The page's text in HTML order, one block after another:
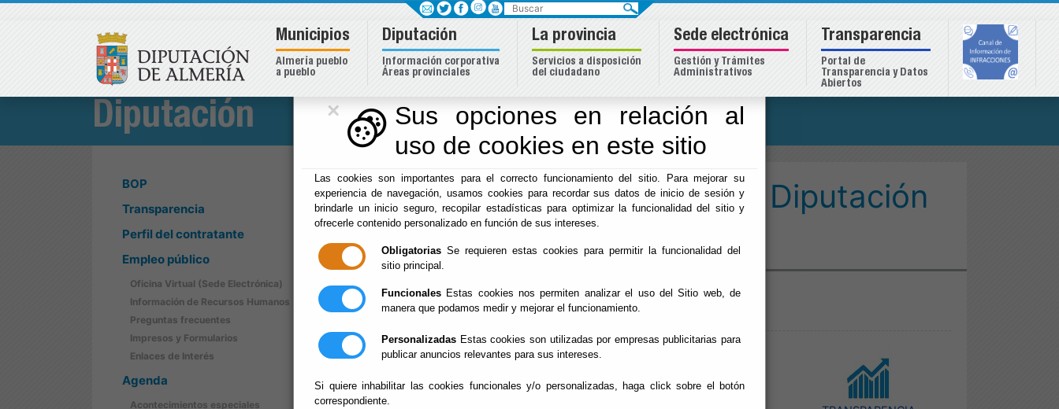
×
Sus opciones en relación al
uso de cookies en este sitio
Las cookies son importantes para el correcto funcionamiento del sitio. Para mejorar su
experiencia de navegación, usamos cookies para recordar sus datos de inicio de sesión y
brindarle un inicio seguro, recopilar estadísticas para optimizar la funcionalidad del sitio y
ofrecerle contenido personalizado en función de sus intereses.
Obligatorias Se requieren estas cookies para permitir la funcionalidad del
sitio principal.
Funcionales Estas cookies nos permiten analizar el uso del Sitio web, de
manera que podamos medir y mejorar el funcionamiento.
Personalizadas Estas cookies son utilizadas por empresas publicitarias para
publicar anuncios relevantes para sus intereses.
Si quiere inhabilitar las cookies funcionales y/o personalizadas, haga click sobre el botón
correspondiente.
Diputación
BOP
Transparencia
Perfil del contratante
Empleo público
Oficina Virtual (Sede Electrónica)
Información de Recursos Humanos
Preguntas frecuentes
Impresos y Formularios
Enlaces de Interés
Agenda
Acontecimientos especiales
Inicio -Diputación - Portal de Transparencia Diputación de Almería
Portal de Transparencia Diputación
de Almería
Escuchar
INDICADORES DE PUBLICIDAD ACTIVA
Buscar
Municipios
Almería pueblo
a pueblo
Diputación
Información corporativa
Áreas provinciales
La provincia
Servicios a disposición
del ciudadano
Sede electrónica
Gestión y Trámites
Administrativos
Transparencia
Portal de
Transparencia y Datos
Abiertos